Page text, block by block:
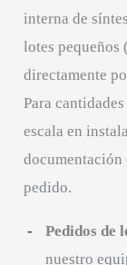
interna de
lotes pequeños
directamente
Para
escala en
documentación
pedido.
Pedidos de
nuestro